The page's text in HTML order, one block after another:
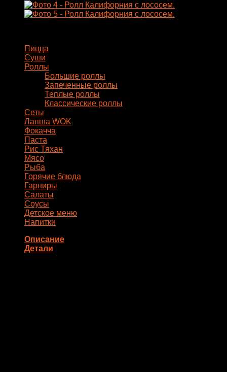
Калифорния
лососем
Пицца
Суши
Роллы
Большие роллы
Запеченные роллы
Теплые роллы
Классические роллы
Сеты
Лапша WOK
Фокачча
Паста
Рис Тяхан
Мясо
Рыба
Горячие блюда
Гарниры
Салаты
Соусы
Детское меню
Напитки
Описание
Детали